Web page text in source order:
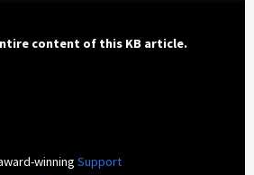
content of this KB article.
winningSupport